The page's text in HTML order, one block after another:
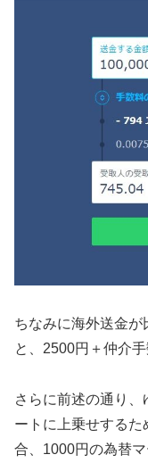
ちなみに海外送金が
と、2500円＋仲介
さらに前述の通り
ートに上乗せする
合、1000円の為替マ